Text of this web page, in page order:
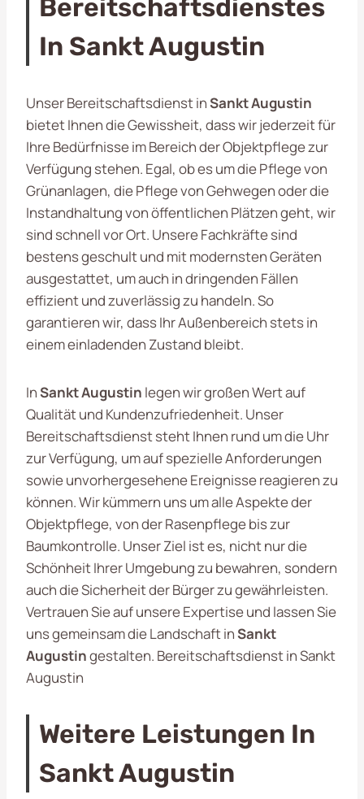
Bereitschaftsdienstes
In Sankt Augustin
Unser Bereitschaftsdienst inSankt Augustin
bietet Ihnen die Gewissheit, dass wir jederzeit für
Ihre Bedürfnisse im Bereich der Objektpflege zur
Verfügung stehen. Egal, ob es um die Pflege von
Grünanlagen, die Pflege von Gehwegen oder die
Instandhaltung von öffentlichen Plätzen geht, wir
sind schnell vor Ort. Unsere Fachkräfte sind
bestens geschult und mit modernsten Geräten
ausgestattet, um auch in dringenden Fällen
effizient und zuverlässig zu handeln. So
garantieren wir, dass Ihr Außenbereich stets in
einem einladenden Zustand bleibt.
InSankt Augustin legen wir großen Wert auf
Qualität und Kundenzufriedenheit. Unser
Bereitschaftsdienst steht Ihnen rund um die Uhr
zur Verfügung, um auf spezielle Anforderungen
sowie unvorhergesehene Ereignisse reagieren zu
können. Wir kümmern uns um alle Aspekte der
Objektpflege, von der Rasenpflege bis zur
Baumkontrolle. Unser Ziel ist es, nicht nur die
Schönheit Ihrer Umgebung zu bewahren, sondern
auch die Sicherheit der Bürger zu gewährleisten.
Vertrauen Sie auf unsere Expertise und lassen Sie
uns gemeinsam die Landschaft inSankt
Augustingestalten. Bereitschaftsdienst in Sankt
Augustin
Weitere Leistungen In
Sankt Augustin